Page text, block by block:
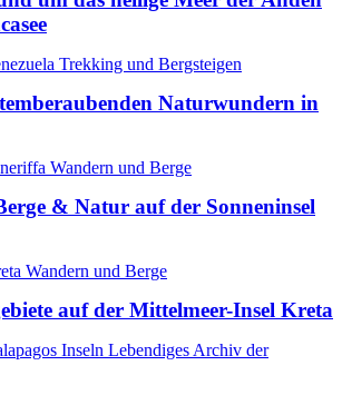
Naturwundern in
& Natur auf der Sonneninsel
auf der Mittelmeer-Insel Kreta